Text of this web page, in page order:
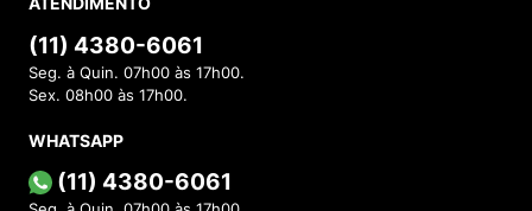
(11) 4380-6061
Seg. à Quin. 07h00 às 17h00.
Sex. 08h00 às 17h00.
WHATSAPP
(11) 4380-6061